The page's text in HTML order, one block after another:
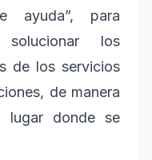
ayuda”, para
los
de los servicios
de manera
lugar donde se